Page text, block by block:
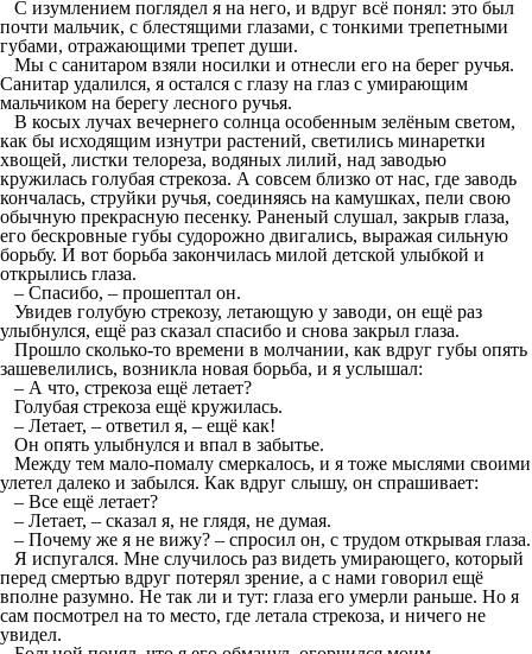
С изумлением поглядел я на него, и вдруг всё понял: это был
почти мальчик, с блестящими глазами, с тонкими трепетными
губами, отражающими трепет души.
Мы с санитаром взяли носилки и отнесли его на берег ручья.
Санитар удалился, я остался с глазу на глаз с умирающим
мальчиком на берегу лесного ручья.
В косых лучах вечернего солнца особенным зелёным светом,
как бы исходящим изнутри растений, светились минаретки
хвощей, листки телореза, водяных лилий, над заводью
кружилась голубая стрекоза. А совсем близко от нас, где заводь
кончалась, струйки ручья, соединяясь на камушках, пели свою
обычную прекрасную песенку. Раненый слушал, закрыв глаза,
его бескровные губы судорожно двигались, выражая сильную
борьбу. И вот борьба закончилась милой детской улыбкой и
открылись глаза.
– Спасибо, – прошептал он.
Увидев голубую стрекозу, летающую у заводи, он ещё раз
улыбнулся, ещё раз сказал спасибо и снова закрыл глаза.
Прошло сколько-то времени в молчании, как вдруг губы опять
зашевелились, возникла новая борьба, и я услышал:
– А что, стрекоза ещё летает?
Голубая стрекоза ещё кружилась.
– Летает, – ответил я, – ещё как!
Он опять улыбнулся и впал в забытье.
Между тем мало-помалу смеркалось, и я тоже мыслями своими
улетел далеко и забылся. Как вдруг слышу, он спрашивает:
– Все ещё летает?
– Летает, – сказал я, не глядя, не думая.
– Почему же я не вижу? – спросил он, с трудом открывая глаза.
Я испугался. Мне случилось раз видеть умирающего, который
перед смертью вдруг потерял зрение, а с нами говорил ещё
вполне разумно. Не так ли и тут: глаза его умерли раньше. Но я
сам посмотрел на то место, где летала стрекоза, и ничего не
увидел.